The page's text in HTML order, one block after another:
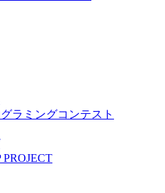
ラミングコンテスト